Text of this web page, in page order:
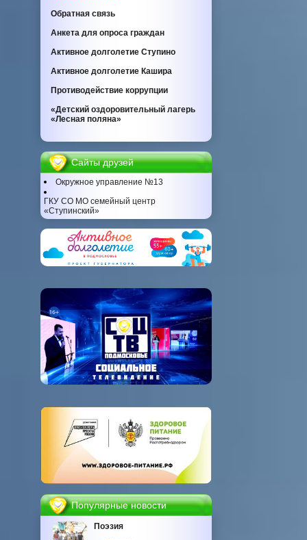
Обратная связь
Анкета для опроса граждан
Активное долголетие Ступино
Активное долголетие Кашира
Противодействие коррупции
«Детский оздоровительный лагерь
«Лесная поляна»
Сайты друзей
Окружное управление №13
ГКУ СО МО семейный центр
«Ступинский»
Популярные новости
Поэзия